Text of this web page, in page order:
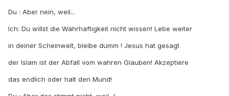
Du : Aber nein, weil...
Ich: Du willst die Wahrhaftigkeit nicht wissen! Lebe weiter
in deiner Scheinwelt, bleibe dumm ! Jesus hat gesagt
der Islam ist der Abfall vom wahren Glauben! Akzeptiere
das endlich oder halt den Mund!